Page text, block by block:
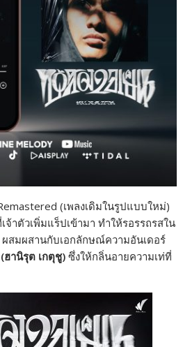
(เพลงเดิมในรูปแบบใหม่)
จ้าตัวเพิ่มแร็ปเข้ามา ทำให้รอรรถรสใน
สมผสานกับเอกลักษณ์ความอันเดอร์
ฮานิรุต เกตุชู)ซึ่งให้กลิ่นอายความเท่ที่